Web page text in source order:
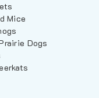
Mice
Dogs